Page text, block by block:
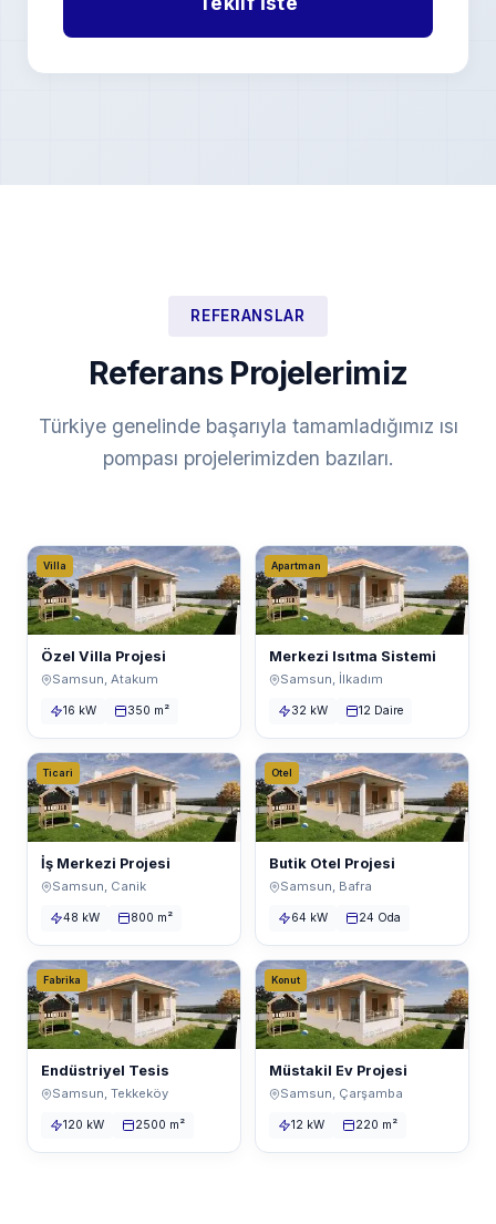
REFERANSLAR
Referans Projelerimiz
Türkiye genelinde başarıyla tamamladığımız ısı
pompası projelerimizden bazıları.
Villa
Özel Villa Projesi
Samsun, Atakum
16 kW 350 m²
Apartman
Merkezi Isıtma Sistemi
Samsun, İlkadım
32 kW 12 Daire
Ticari
İş Merkezi Projesi
Samsun, Canik
48 kW 800 m²
Otel
Butik Otel Projesi
Samsun, Bafra
64 kW 24 Oda
Fabrika
Endüstriyel Tesis
Samsun, Tekkeköy
120 kW 2500 m²
Konut
Müstakil Ev Projesi
Samsun, Çarşamba
12 kW 220 m²